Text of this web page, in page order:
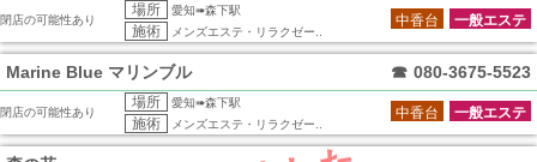
閉店の可能性あり
場所 愛知➠森下駅
施術 メンズエステ・リラクゼー..
一般エステ
中香台
Marine Blue マリンブル ☎ 080-3675-5523
閉店の可能性あり
場所 愛知➠森下駅
施術 メンズエステ・リラクゼー..
一般エステ
中香台